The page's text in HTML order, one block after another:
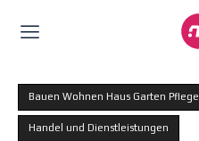
Bauen Wohnen Haus Garten Pflege
Handel und Dienstleistungen